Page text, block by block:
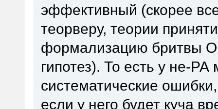
эффективный (скорее
теорверу, теории
формализацию бритвы
гипотез). То есть у не-
систематические
если у него будет куча